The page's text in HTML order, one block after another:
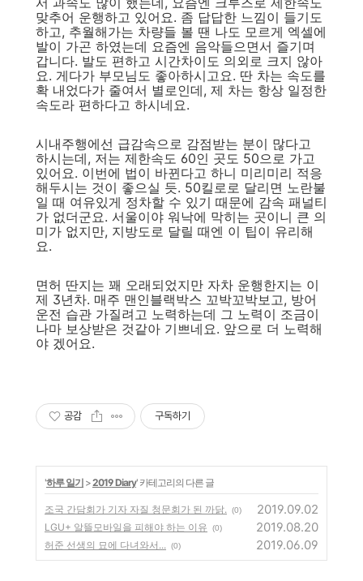
맞추어 운행하고 있어요. 좀 답답한 느낌이 들기도
하고, 추월해가는 차량들 볼 땐 나도 모르게 엑셀에
발이 가곤 하였는데 요즘엔 음악들으면서 즐기며
갑니다. 발도 편하고 시간차이도 의외로 크지 않아
요. 게다가 부모님도 좋아하시고요. 딴 차는 속도를
확 내었다가 줄여서 별로인데, 제 차는 항상 일정한
속도라 편하다고 하시네요.
시내주행에선 급감속으로 감점받는 분이 많다고
하시는데, 저는 제한속도 60인 곳도 50으로 가고
있어요. 이번에 법이 바뀐다고 하니 미리미리 적응
해두시는 것이 좋으실 듯. 50킬로로 달리면 노란불
일 때 여유있게 정차할 수 있기 때문에 감속 패널티
가 없더군요. 서울이야 워낙에 막히는 곳이니 큰 의
미가 없지만, 지방도로 달릴 때엔 이 팁이 유리해
요.
면허 딴지는 꽤 오래되었지만 자차 운행한지는 이
제 3년차. 매주 맨인블랙박스 꼬박꼬박보고, 방어
운전 습관 가질려고 노력하는데 그 노력이 조금이
나마 보상받은 것같아 기쁘네요. 앞으로 더 노력해
야 겠어요.
공감 구독하기
'하루 일기 >2019 Diary' 카테고리의 다른 글
조국 간담회가 기자 자질 청문회가 된 까닭. (0) 2019.09.02
LGU+ 알뜰모바일을 피해야 하는 이유 (0) 2019.08.20
허준 선생의 묘에 다녀와서... (0) 2019.06.09